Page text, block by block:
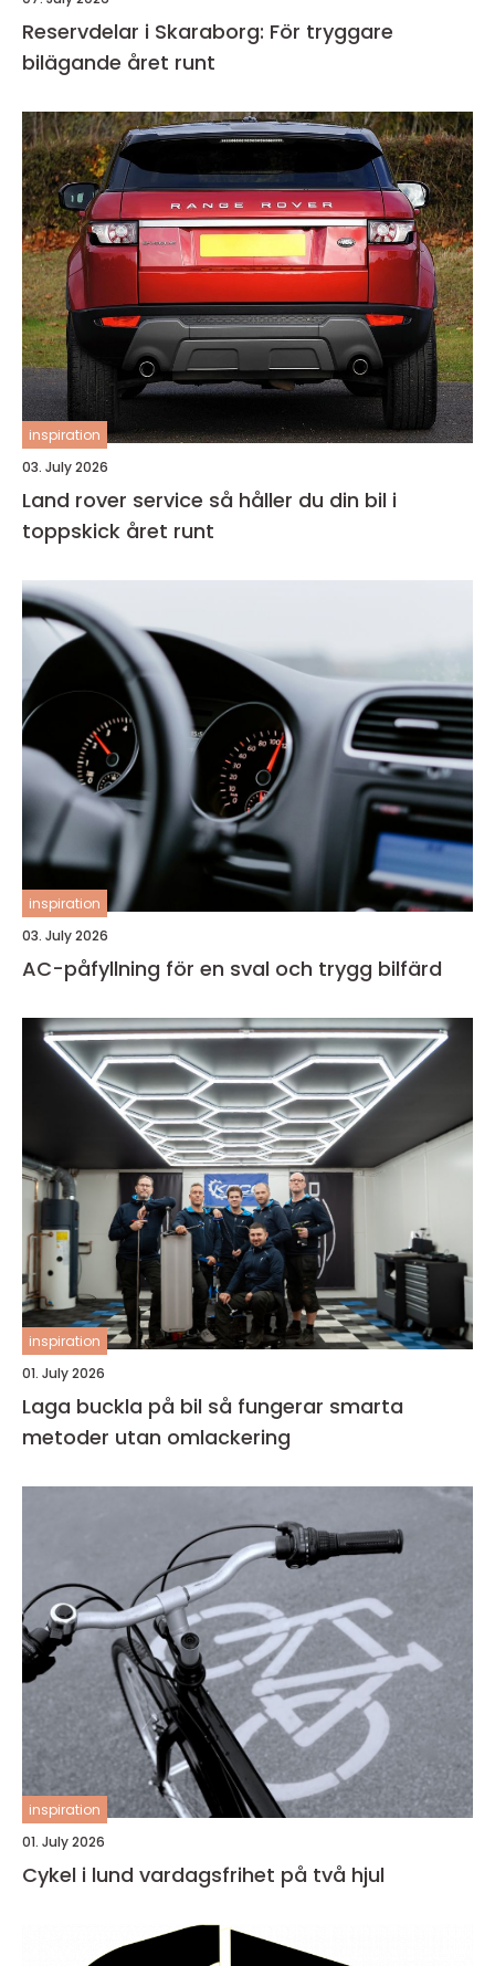
Reservdelar i Skaraborg: För tryggare
bilägande året runt
inspiration
03. July 2026
Land rover service så håller du din bil i
toppskick året runt
inspiration
03. July 2026
AC-påfyllning för en sval och trygg bilfärd
inspiration
01. July 2026
Laga buckla på bil så fungerar smarta
metoder utan omlackering
inspiration
01. July 2026
Cykel i lund vardagsfrihet på två hjul